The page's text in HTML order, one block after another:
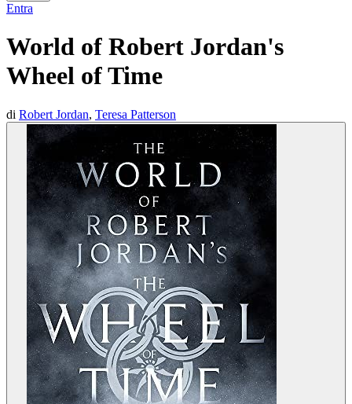
Entra
World of Robert Jordan's
Wheel of Time
di Robert Jordan, Teresa Patterson